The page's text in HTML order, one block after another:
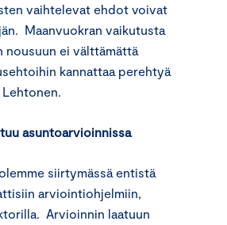
vaihtelevat ehdot voivat
Maanvuokran vaikutusta
nousuun ei välttämättä
kannattaa perehtyä
asuntoarvioinnissa
siirtymässä entistä
arviointiohjelmiin,
Arvioinnin laatuun